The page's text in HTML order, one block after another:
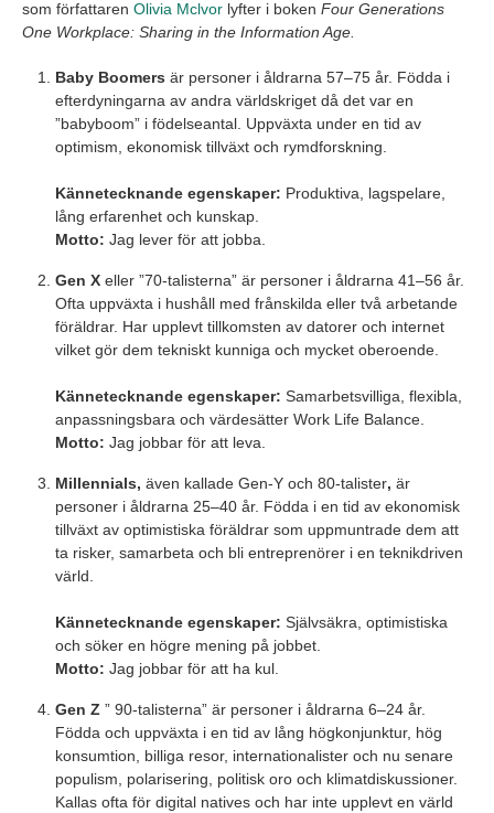
som författaren Olivia Mclvor lyfter i boken Four Generations
One Workplace: Sharing in the Information Age.
Baby Boomers är personer i åldrarna 57–75 år. Födda i
efterdyningarna av andra världskriget då det var en
”babyboom” i födelseantal. Uppväxta under en tid av
optimism, ekonomisk tillväxt och rymdforskning.
Kännetecknande egenskaper: Produktiva, lagspelare,
lång erfarenhet och kunskap.
Motto: Jag lever för att jobba.
Gen X eller ”70-talisterna” är personer i åldrarna 41–56 år.
Ofta uppväxta i hushåll med frånskilda eller två arbetande
föräldrar. Har upplevt tillkomsten av datorer och internet
vilket gör dem tekniskt kunniga och mycket oberoende.
Kännetecknande egenskaper: Samarbetsvilliga, flexibla,
anpassningsbara och värdesätter Work Life Balance.
Motto: Jag jobbar för att leva.
Millennials, även kallade Gen-Y och 80-talister, är
personer i åldrarna 25–40 år. Födda i en tid av ekonomisk
tillväxt av optimistiska föräldrar som uppmuntrade dem att
ta risker, samarbeta och bli entreprenörer i en teknikdriven
värld.
Kännetecknande egenskaper: Självsäkra, optimistiska
och söker en högre mening på jobbet.
Motto: Jag jobbar för att ha kul.
Gen Z ” 90-talisterna” är personer i åldrarna 6–24 år.
Födda och uppväxta i en tid av lång högkonjunktur, hög
konsumtion, billiga resor, internationalister och nu senare
populism, polarisering, politisk oro och klimatdiskussioner.
Kallas ofta för digital natives och har inte upplevt en värld